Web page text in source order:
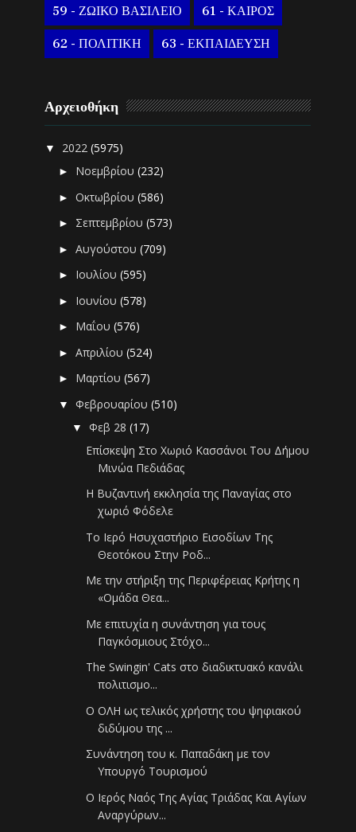
59 - ΖΩΙΚΟ ΒΑΣΙΛΕΙΟ 61 - ΚΑΙΡΟΣ
62 - ΠΟΛΙΤΙΚΗ 63 - ΕΚΠΑΙΔΕΥΣΗ
Αρχειοθήκη
▼ 2022(5975)
► Νοεμβρίου(232)
►Οκτωβρίου(586)
► Σεπτεμβρίου(573)
►Αυγούστου(709)
► Ιουλίου(595)
► Ιουνίου(578)
► Μαΐου(576)
►Απριλίου(524)
► Μαρτίου(567)
▼Φεβρουαρίου(510)
▼Φεβ 28(17)
Επίσκεψη Στο Χωριό Κασσάνοι Του Δήμου
Μινώα Πεδιάδας
Η Βυζαντινή εκκλησία της Παναγίας στο
χωριό Φόδελε
Το Ιερό Ησυχαστήριο Εισοδίων Της
Θεοτόκου Στην Ροδ...
Με την στήριξη της Περιφέρειας Κρήτης η
«Ομάδα Θεα...
Με επιτυχία η συνάντηση για τους
Παγκόσμιους Στόχο...
The Swingin' Cats στο διαδικτυακό κανάλι
πολιτισμο...
Ο ΟΛΗ ως τελικός χρήστης του ψηφιακού
διδύμου της ...
Συνάντηση του κ. Παπαδάκη με τον
Υπουργό Τουρισμού
Ο Ιερός Ναός Της Αγίας Τριάδας Και Αγίων
Αναργύρων...